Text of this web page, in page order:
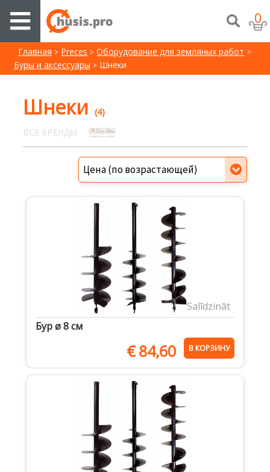
0
Главная Preces
Oборудование для земляных работ
Буры и аксессуары
Шнеки
Шнеки (4)
ВСЕ БРЕНДЫ
Salīdzināt
Бур ø 8 cм
€84,60 В КОРЗИНУ